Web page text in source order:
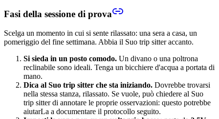
Fasi della sessione di prova
Scelga un momento in cui si sente rilassato: una sera a casa, un
pomeriggio del fine settimana. Abbia il Suo trip sitter accanto.
Si sieda in un posto comodo. Un divano o una poltrona
reclinabile sono ideali. Tenga un bicchiere d'acqua a portata di
mano.
Dica al Suo trip sitter che sta iniziando. Dovrebbe trovarsi
nella stessa stanza, rilassato. Se vuole, può chiedere al Suo
trip sitter di annotare le proprie osservazioni: questo potrebbe
aiutarLa a documentare il protocollo seguito.